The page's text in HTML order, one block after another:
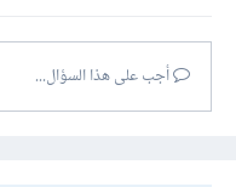
أجب على هذا السؤال...